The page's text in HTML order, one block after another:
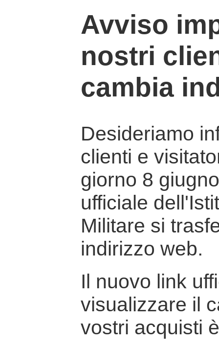
Avviso
nostri
cambia
Desideriamo
clienti e
giorno 8
ufficiale
Militare si
indirizzo web.
Il nuovo link
visualizzare il
vostri acquisti